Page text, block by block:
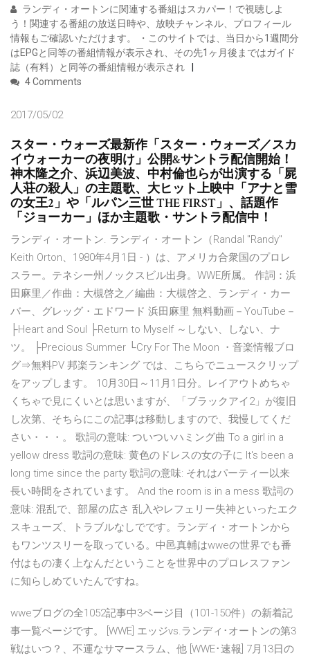
ランディ・オートンに関連する番組はスカパー！で視聴しよ
う！関連する番組の放送日時や、放映チャンネル、プロフィール
情報もご確認いただけます。 ・このサイトでは、当日から1週間分
はEPGと同等の番組情報が表示され、その先1ヶ月後まではガイド
誌（有料）と同等の番組情報が表示され
4 Comments
2017/05/02
スター・ウォーズ最新作「スター・ウォーズ／スカ
イウォーカーの夜明け」公開&サントラ配信開始！
神木隆之介、浜辺美波、中村倫也らが出演する「屍
人荘の殺人」の主題歌、大ヒット上映中「アナと雪
の女王2」や「ルパン三世 THE FIRST」、話題作
「ジョーカー」ほか主題歌・サントラ配信中！
ランディ・オートン. ランディ・オートン（Randal "Randy"
Keith Orton、1980年4月1日 - ）は、アメリカ合衆国のプロレ
スラー。テネシー州ノックスビル出身。WWE所属。 作詞：浜
田麻里／作曲：大槻啓之／編曲：大槻啓之、ランディ・カー
バー、グレッグ・エドワード 浜田麻里 無料動画－YouTube－
├Heart and Soul ├Return to Myself ～しない、しない、ナ
ツ。 ├Precious Summer └Cry For The Moon ・音楽情報ブロ
グ⇒無料PV 邦楽ランキング では、こちらでニュースクリップ
をアップします。 10月30日～11月1日分。レイアウトめちゃ
くちゃで見にくいとは思いますが、「ブラックアイ2」が復旧
し次第、そちらにこの記事は移動しますので、我慢してくだ
さい・・・。 歌詞の意味: ついついハミング曲 To a girl in a
yellow dress 歌詞の意味: 黄色のドレスの女の子に It's been a
long time since the party 歌詞の意味: それはパーティー以来
長い時間をされています。 And the room is in a mess 歌詞の
意味: 混乱で、部屋の広さ 乱入やレフェリー失神といったエク
スキューズ、トラブルなしでです。ランディ・オートンから
もワンツスリーを取っている。中邑真輔はwweの世界でも番
付はもの凄く上なんだということを世界中のプロレスファン
に知らしめていたんですね。
wweブログの全1052記事中3ページ目（101-150件）の新着記
事一覧ページです。 [WWE] エッジvs.ランディ･オートンの第3
戦はいつ？、不運なサマースラム、他 [WWE･速報] 7月13日の